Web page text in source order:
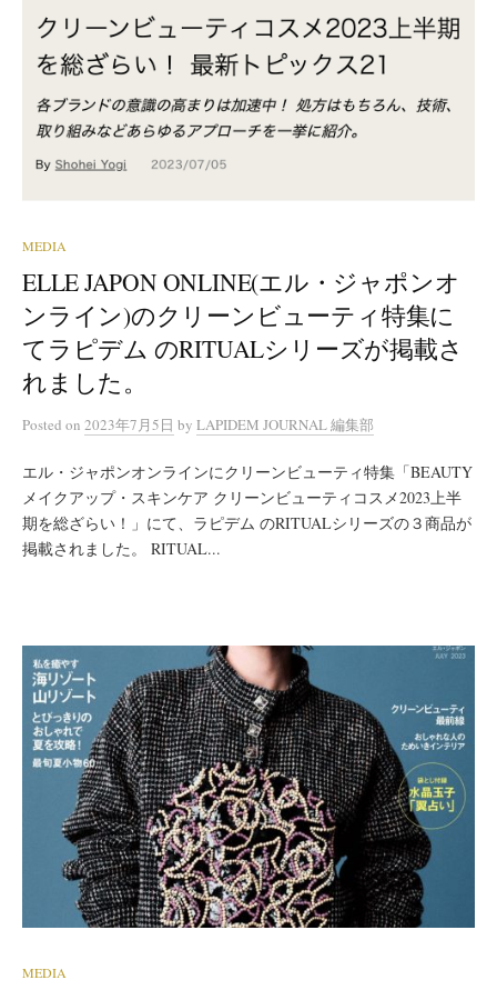
MEDIA
ELLE JAPON ONLINE(エル・ジャポンオ
ンライン)のクリーンビューティ特集に
てラピデム のRITUALシリーズが掲載さ
れました。
Posted on 2023年7月5日 by LAPIDEM JOURNAL 編集部
エル・ジャポンオンラインにクリーンビューティ特集「BEAUTY
メイクアップ・スキンケア クリーンビューティコスメ2023上半
期を総ざらい！」にて、ラピデム のRITUALシリーズの３商品が
掲載されました。 RITUAL...
MEDIA